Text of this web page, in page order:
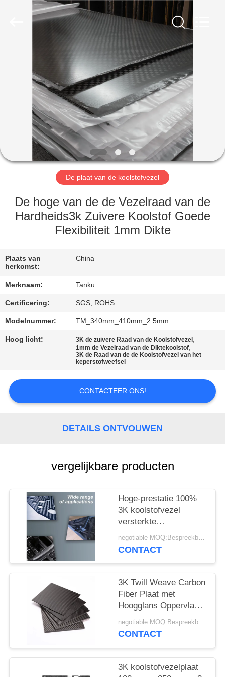
PRODUCTEN
ONGEVEER
FABRIEKSREIS
KWALITEITSCONTROLE
CONTACTEER
CITAAT
SITEMAP
POLICY
De plaat van de koolstofvezel
De hoge van de de Vezelraad van de
Hardheids3k Zuivere Koolstof Goede
Flexibiliteit 1mm Dikte
Plaats van
herkomst:
China
Merknaam: Tanku
Certificering: SGS, ROHS
Modelnummer: TM_340mm_410mm_2.5mm
Hoog licht: 3K de zuivere Raad van de Koolstofvezel ,
1mm de Vezelraad van de Diktekoolstof,
3K de Raad van de de Koolstofvezel van het
keperstofweefsel
CONTACTEER ONS!
DETAILS ONTVOUWEN
vergelijkbare producten
Hoge-prestatie 100%
3K koolstofvezel
versterkte
polymeerplaat -
Lichtgewicht CFRP-
negotiable MOQ:Bespreekbaar
CONTACT
3K Twill Weave Carbon
Fiber Plaat met
Hoogglans Oppervlak
en 3200Mpa
Treksterkte voor
negotiable MOQ:Bespreekbaar
CONTACT
3K koolstofvezelplaat